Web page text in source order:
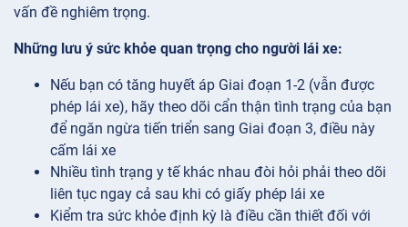
vấn đề nghiêm trọng.
Những lưu ý sức khỏe quan trọng cho người lái xe:
Nếu bạn có tăng huyết áp Giai đoạn 1-2 (vẫn được
phép lái xe), hãy theo dõi cẩn thận tình trạng của bạn
để ngăn ngừa tiến triển sang Giai đoạn 3, điều này
cấm lái xe
Nhiều tình trạng y tế khác nhau đòi hỏi phải theo dõi
liên tục ngay cả sau khi có giấy phép lái xe
Kiểm tra sức khỏe định kỳ là điều cần thiết đối với